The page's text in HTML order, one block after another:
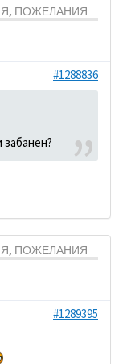
ПОЖЕЛАНИЯ
#1288836
ПОЖЕЛАНИЯ
#1289395